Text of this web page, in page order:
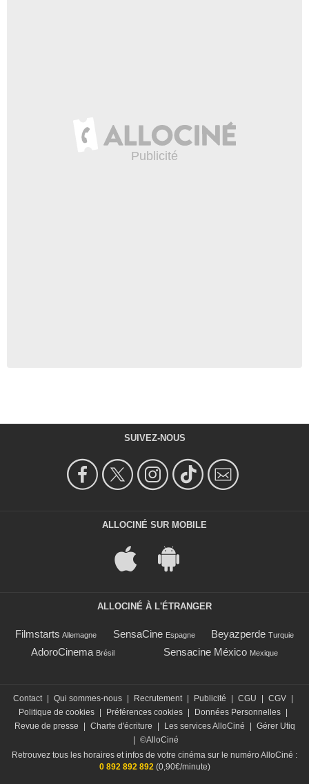
SUIVEZ-NOUS
ALLOCINÉ SUR MOBILE
ALLOCINÉ À L'ÉTRANGER
Filmstarts Allemagne SensaCine Espagne Beyazperde Turquie
AdoroCinema Brésil Sensacine México Mexique
Contact Qui sommes-nous Recrutement Publicité CGU CGV
Politique de cookies
Préférences cookies Données Personnelles
Revue de presse
Charte d'écriture Les services AlloCiné
Gérer Utiq
©AlloCiné
Retrouvez tous les horaires et infos de votre cinéma sur le numéro AlloCiné :
0 892 892 892(0,90€/minute)